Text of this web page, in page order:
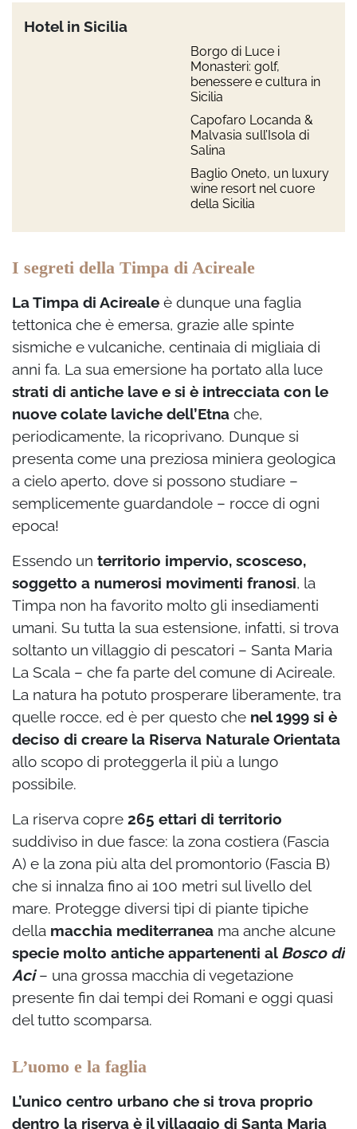
Hotel in Sicilia
Borgo di Luce i
Monasteri: golf,
benessere e cultura in
Sicilia
Capofaro Locanda &
Malvasia sull’Isola di
Salina
Baglio Oneto, un luxury
wine resort nel cuore
della Sicilia
I segreti della Timpa di Acireale
La Timpa di Acireale è dunque una faglia
tettonica che è emersa, grazie alle spinte
sismiche e vulcaniche, centinaia di migliaia di
anni fa. La sua emersione ha portato alla luce
strati di antiche lave e si è intrecciata con le
nuove colate laviche dell’Etna che,
periodicamente, la ricoprivano. Dunque si
presenta come una preziosa miniera geologica
a cielo aperto, dove si possono studiare –
semplicemente guardandole – rocce di ogni
epoca!
Essendo un territorio impervio, scosceso,
soggetto a numerosi movimenti franosi, la
Timpa non ha favorito molto gli insediamenti
umani. Su tutta la sua estensione, infatti, si trova
soltanto un villaggio di pescatori – Santa Maria
La Scala – che fa parte del comune di Acireale.
La natura ha potuto prosperare liberamente, tra
quelle rocce, ed è per questo che nel 1999 si è
deciso di creare la Riserva Naturale Orientata
allo scopo di proteggerla il più a lungo
possibile.
La riserva copre 265 ettari di territorio
suddiviso in due fasce: la zona costiera (Fascia
A) e la zona più alta del promontorio (Fascia B)
che si innalza fino ai 100 metri sul livello del
mare. Protegge diversi tipi di piante tipiche
della macchia mediterranea ma anche alcune
specie molto antiche appartenenti al Bosco di
Aci – una grossa macchia di vegetazione
presente fin dai tempi dei Romani e oggi quasi
del tutto scomparsa.
L’uomo e la faglia
L’unico centro urbano che si trova proprio
dentro la riserva è il villaggio di Santa Maria